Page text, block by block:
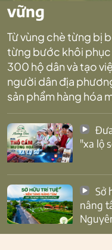
vững
Từ vùng chè từng bị
từng bước khôi phục
300 hộ dân và tạo
người dân địa
sản phẩm hàng hóa
"xa lộ
nâng